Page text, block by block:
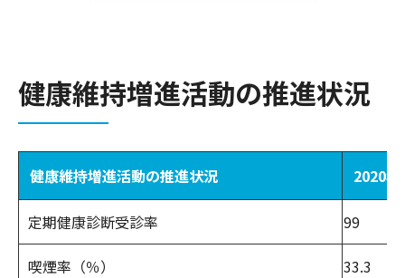
健康維持増進活動の推進状況
健康維持増進活動の推進状況 2020年
定期健康診断受診率 99
喫煙率（％） 33.3